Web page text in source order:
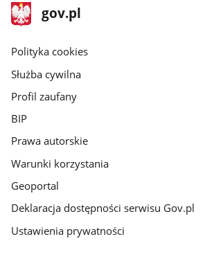
stopka
gov.pl
Strona
gov.pl
gov.pl
Polityka cookies
Służba cywilna
Profil zaufany
BIP
Prawa autorskie
Warunki korzystania
Geoportal
Deklaracja dostępności serwisu Gov.pl
Ustawienia prywatności